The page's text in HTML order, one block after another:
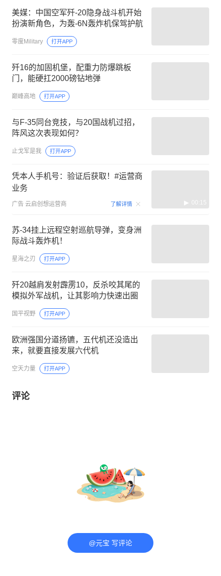
美媒：中国空军歼-20隐身战斗机开始
扮演新角色，为轰-6N轰炸机保驾护航
零度Military 打开APP
歼16的加固机堡，配重力防爆跳板
门，能硬扛2000磅钻地弹
巅峰高地 打开APP
与F-35同台竞技，与20国战机过招，
阵风这次表现如何？
止戈军是我 打开APP
凭本人手机号：验证后获取！#运营商
业务
广告 云启创想运营商 了解详情 00:15
苏-34挂上远程空射巡航导弹，变身洲
际战斗轰炸机！
星海之刃 打开APP
歼20越肩发射霹雳10，反杀咬其尾的
模拟外军战机，让其影响力快速出圈
国平视野 打开APP
欧洲强国分道扬镳，五代机还没造出
来，就要直接发展六代机
空天力量 打开APP
评论
@元宝 写评论